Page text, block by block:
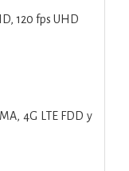
120 fps UHD
4G LTE FDD y